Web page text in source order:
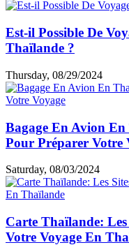
Est-il Possible De
Thaïlande ?
Thursday, 08/29/2024
Bagage En Avion
Pour Préparer Votre
Saturday, 08/03/2024
Carte Thaïlande:
Votre Voyage En